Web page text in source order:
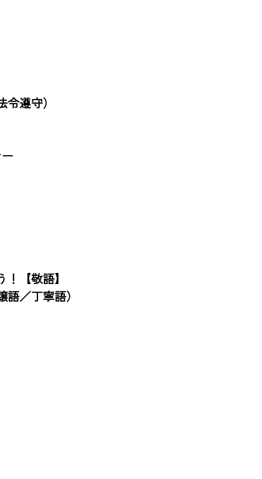
遵守）
【敬語】
／丁寧語）